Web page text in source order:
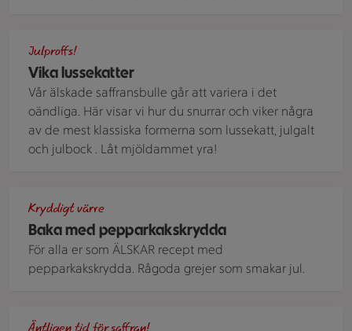
Vika lussekatter
Julproffs!
Vår älskade saffransbulle går att variera i det
oändliga. Här visar vi hur du snurrar och viker några
av de mest klassiska formerna som lussekatt, julgalt
och julbock . Låt mjöldammet yra!
Baka med pepparkakskrydda
Kryddigt värre
För alla er som ÄLSKAR recept med
pepparkakskrydda. Rågoda grejer som smakar jul.